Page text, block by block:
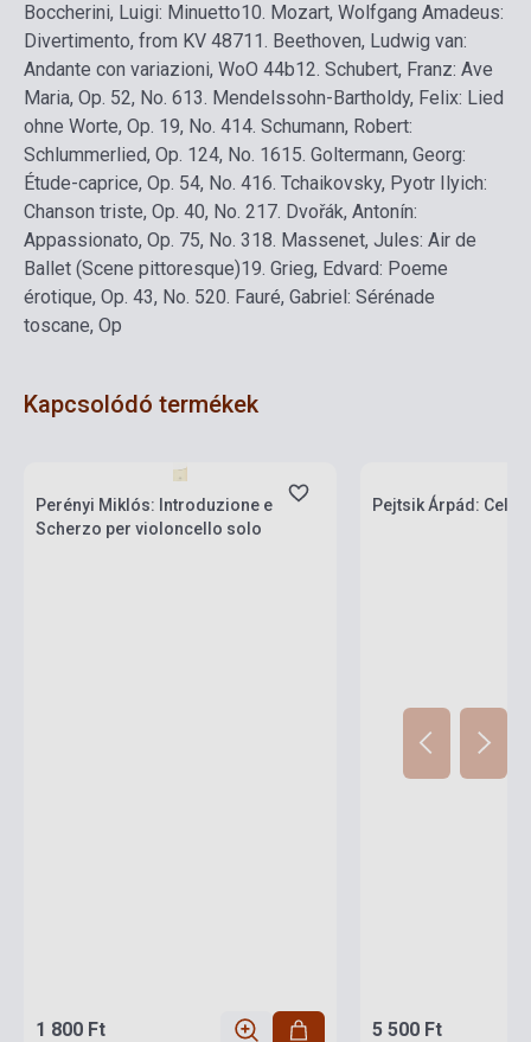
Boccherini, Luigi: Minuetto10. Mozart, Wolfgang Amadeus:
Divertimento, from KV 48711. Beethoven, Ludwig van:
Andante con variazioni, WoO 44b12. Schubert, Franz: Ave
Maria, Op. 52, No. 613. Mendelssohn-Bartholdy, Felix: Lied
ohne Worte, Op. 19, No. 414. Schumann, Robert:
Schlummerlied, Op. 124, No. 1615. Goltermann, Georg:
Étude-caprice, Op. 54, No. 416. Tchaikovsky, Pyotr Ilyich:
Chanson triste, Op. 40, No. 217. Dvořák, Antonín:
Appassionato, Op. 75, No. 318. Massenet, Jules: Air de
Ballet (Scene pittoresque)19. Grieg, Edvard: Poeme
érotique, Op. 43, No. 520. Fauré, Gabriel: Sérénade
toscane, Op
Kapcsolódó termékek
Perényi Miklós: Introduzione e
Scherzo per violoncello solo
1 800 Ft
Pejtsik Árpád: Cello
5 500 Ft